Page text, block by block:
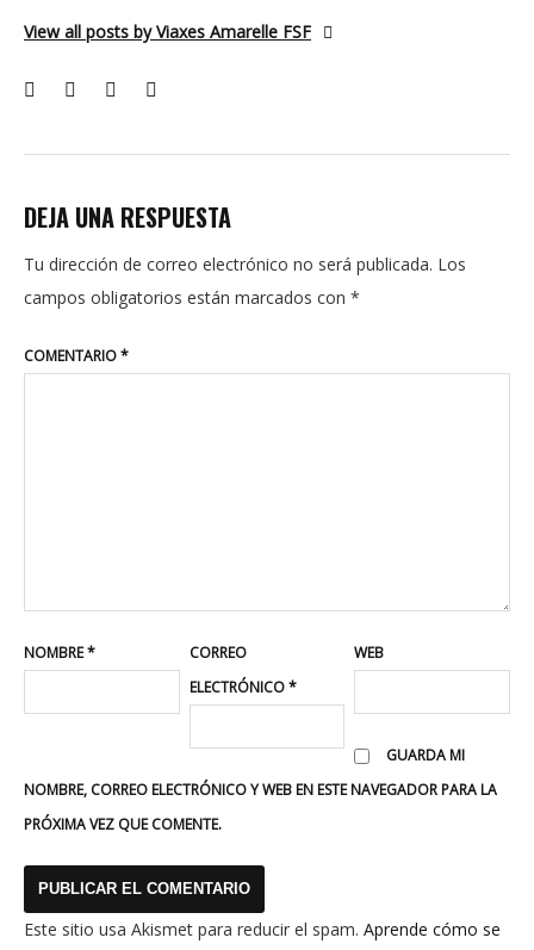
View all posts by Viaxes Amarelle FSF
DEJA UNA RESPUESTA
Tu dirección de correo electrónico no será publicada. Los
campos obligatorios están marcados con *
COMENTARIO*
NOMBRE*
CORREO
ELECTRÓNICO*
WEB
GUARDA MI
NOMBRE, CORREO ELECTRÓNICO Y WEB EN ESTE NAVEGADOR PARA LA
PRÓXIMA VEZ QUE COMENTE.
Este sitio usa Akismet para reducir el spam. Aprende cómo se